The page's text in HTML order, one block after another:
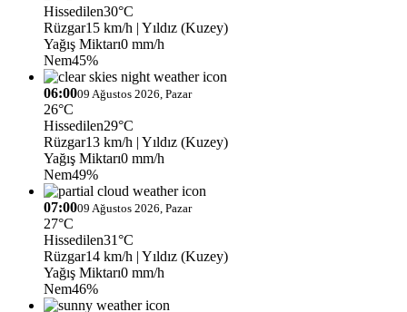
Hissedilen30°C
Rüzgar15 km/h | Yıldız (Kuzey)
Yağış Miktarı0 mm/h
Nem45%
06:0009 Ağustos 2026, Pazar
26°C
Hissedilen29°C
Rüzgar13 km/h | Yıldız (Kuzey)
Yağış Miktarı0 mm/h
Nem49%
07:0009 Ağustos 2026, Pazar
27°C
Hissedilen31°C
Rüzgar14 km/h | Yıldız (Kuzey)
Yağış Miktarı0 mm/h
Nem46%